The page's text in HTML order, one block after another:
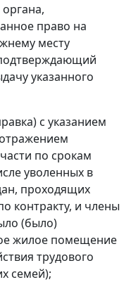
право на
месту
указанного
с указанием
по срокам
уволенных в
проходящих
контракту, и члены
(было)
жилое помещение
трудового
семей);